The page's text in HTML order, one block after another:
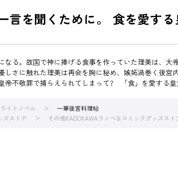
言を聞くために。 食を愛す
る。故国で神に捧げる食事を作っていた理美は、
しさに触れた理美は再会を胸に秘め、嫉妬渦巻く後宮
帝不敬罪で捕らえられてしまって? 「食」を愛する
ライトノベル
一華後宮料理帖
ズストア その他KADOKAWAラノベ＆コミックグッズスト